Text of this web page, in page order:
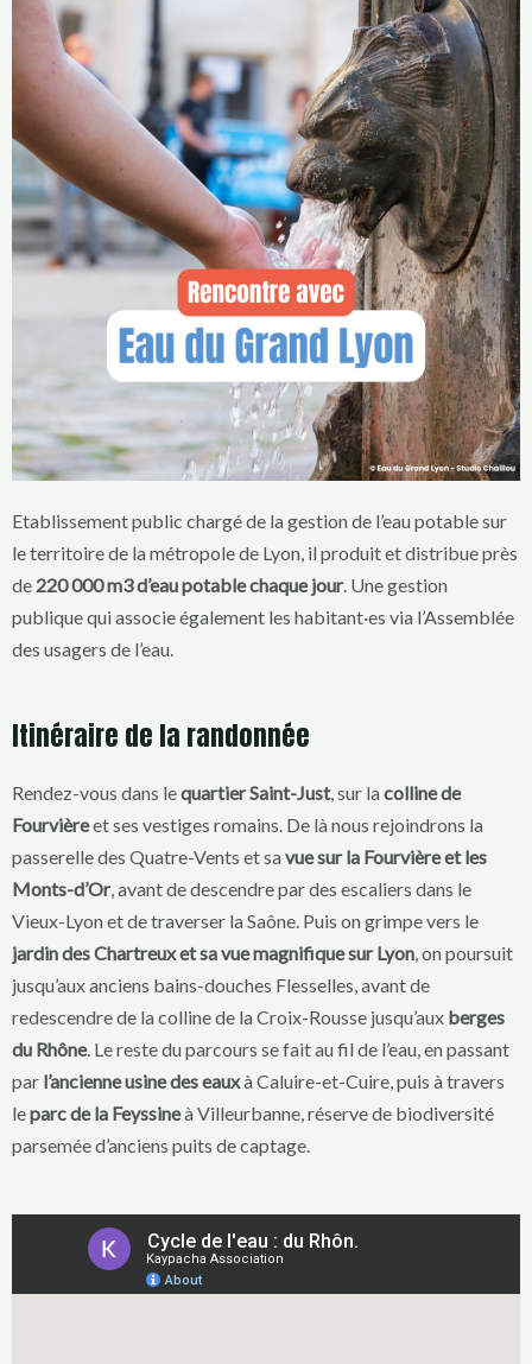
Etablissement public chargé de la gestion de l’eau potable sur
le territoire de la métropole de Lyon, il produit et distribue près
de 220 000 m3d’eau potable chaque jour. Une gestion
publique qui associe également les habitant·es via l’Assemblée
des usagers de l’eau.
Itinéraire de la randonnée
Rendez-vous dans lequartier Saint-Just, sur lacolline de
Fourvièreet ses vestiges romains. De là nous rejoindrons la
passerelle des Quatre-Vents et savue sur la Fourvière et les
Monts-d’Or, avant de descendre par des escaliers dans le
Vieux-Lyon et de traverser la Saône. Puis on grimpe vers le
jardin des Chartreux et sa vue magnifique sur Lyon , on poursuit
jusqu’aux anciens bains-douches Flesselles, avant de
redescendre de la colline de la Croix-Rousse jusqu’aux berges
du Rhône. Le reste du parcours se fait au fil de l’eau, en passant
par l’ancienne usine des eauxà Caluire-et-Cuire, puis à travers
leparc de la Feyssineà Villeurbanne, réserve de biodiversité
parsemée d’anciens puits de captage.